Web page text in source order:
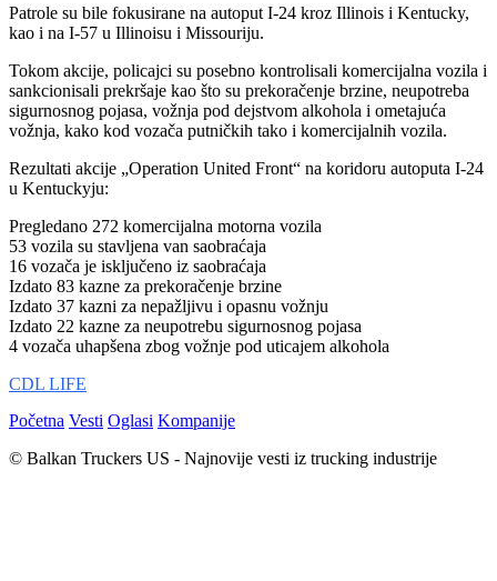
Patrole su bile fokusirane na autoput I-24 kroz Illinois i Kentucky,
kao i na I-57 u Illinoisu i Missouriju.
Tokom akcije, policajci su posebno kontrolisali komercijalna vozila i
sankcionisali prekršaje kao što su prekoračenje brzine, neupotreba
sigurnosnog pojasa, vožnja pod dejstvom alkohola i ometajuća
vožnja, kako kod vozača putničkih tako i komercijalnih vozila.
Rezultati akcije „Operation United Front“ na koridoru autoputa I-24
u Kentuckyju:
Pregledano 272 komercijalna motorna vozila
53 vozila su stavljena van saobraćaja
16 vozača je isključeno iz saobraćaja
Izdato 83 kazne za prekoračenje brzine
Izdato 37 kazni za nepažljivu i opasnu vožnju
Izdato 22 kazne za neupotrebu sigurnosnog pojasa
4 vozača uhapšena zbog vožnje pod uticajem alkohola
CDL LIFE
Početna Vesti Oglasi Kompanije
© Balkan Truckers US - Najnovije vesti iz trucking industrije